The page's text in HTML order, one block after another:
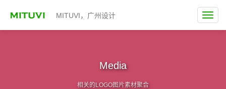
MITUVI，广州设计
Media
相关的LOGO图片素材聚合